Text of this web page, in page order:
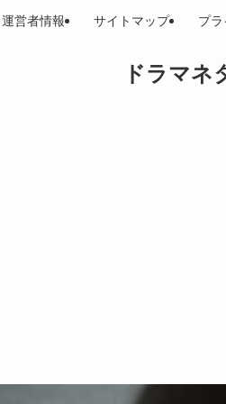
ドラマネ
運営者情報 サイトマップ プ